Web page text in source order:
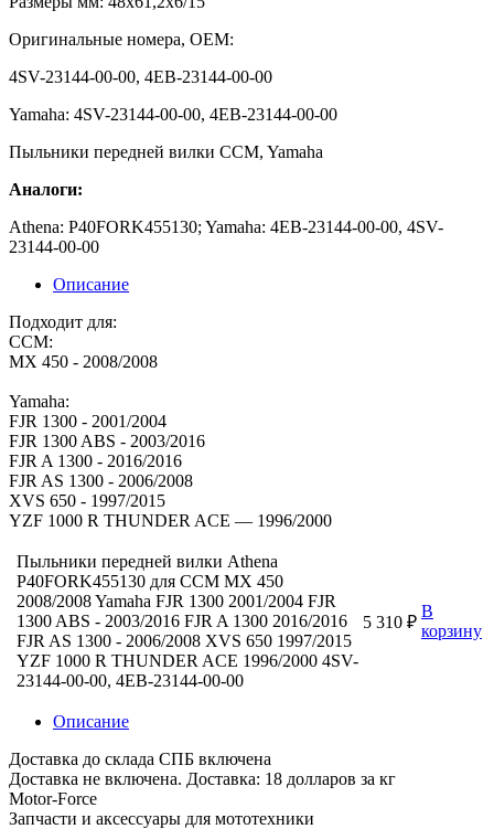
Оригинальные номера, OEM:
4SV-23144-00-00, 4EB-23144-00-00
Yamaha: 4SV-23144-00-00, 4EB-23144-00-00
Пыльники передней вилки CCM, Yamaha
Аналоги:
Athena: P40FORK455130; Yamaha: 4EB-23144-00-00, 4SV-
23144-00-00
Описание
Подходит для:
CCM:
MX 450 - 2008/2008
Yamaha:
FJR 1300 - 2001/2004
FJR 1300 ABS - 2003/2016
FJR A 1300 - 2016/2016
FJR AS 1300 - 2006/2008
XVS 650 - 1997/2015
YZF 1000 R THUNDER ACE — 1996/2000
Пыльники передней вилки Athena
P40FORK455130 для CCM MX 450
2008/2008 Yamaha FJR 1300 2001/2004 FJR
1300 ABS - 2003/2016 FJR A 1300 2016/2016
FJR AS 1300 - 2006/2008 XVS 650 1997/2015
YZF 1000 R THUNDER ACE 1996/2000 4SV-
23144-00-00, 4EB-23144-00-00
5 310 ₽
В
корзину
Описание
Доставка до склада СПБ включена
Доставка не включена. Доставка: 18 долларов за кг
Motor-Force
Запчасти и аксессуары для мототехники